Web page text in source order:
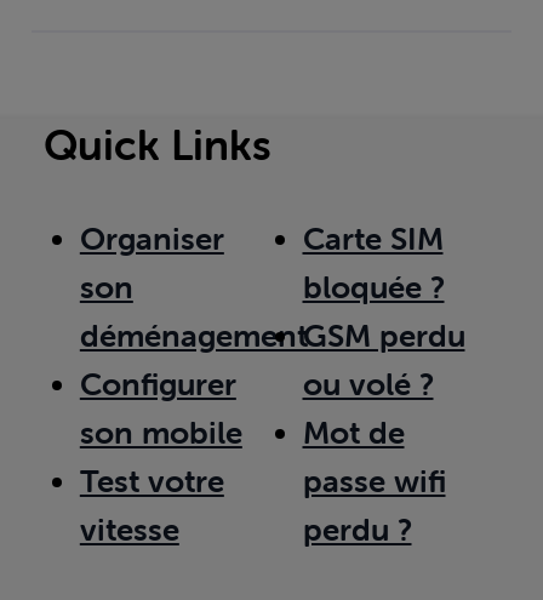
Quick Links
Organiser
son
déménagement
Configurer
son mobile
Test votre
vitesse
Carte SIM
bloquée ?
GSM perdu
ou volé ?
Mot de
passe wifi
perdu ?